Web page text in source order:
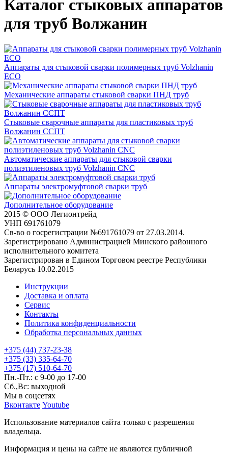
Каталог стыковых аппаратов
для труб Волжанин
Аппараты для стыковой сварки полимерных труб Volzhanin
ECO
Механические аппараты стыковой сварки ПНД труб
Стыковые сварочные аппараты для пластиковых труб
Волжанин ССПТ
Автоматические аппараты для стыковой сварки
полиэтиленовых труб Volzhanin CNC
Аппараты электромуфтовой сварки труб
Дополнительное оборудование
2015 © ООО Легионтрейд
УНП 691761079
Св-во о госрегистрации №691761079 от 27.03.2014.
Зарегистрировано Администрацией Минского районного
исполнительного комитета
Зарегистрирован в Едином Торговом реестре Республики
Беларусь 10.02.2015
Инструкции
Доставка и оплата
Сервис
Контакты
Политика конфиденциальности
Обработка персональных данных
+375 (44) 737-23-38
+375 (33) 335-64-70
+375 (17) 510-64-70
Пн.-Пт.: с 9-00 до 17-00
Сб.,Вс: выходной
Мы в соцсетях
Вконтакте Youtube
Использование материалов сайта только с разрешения
владельца.
Информация и цены на сайте не являются публичной